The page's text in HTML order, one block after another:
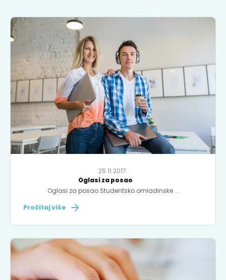
25.11.2017.
Oglasi za posao
Oglasi za posao Studentsko omladinske ...
Pročitaj više